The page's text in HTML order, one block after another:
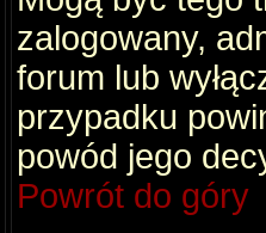
zalogowany,
forum lub
przypadku
powód jego
Powrót do góry